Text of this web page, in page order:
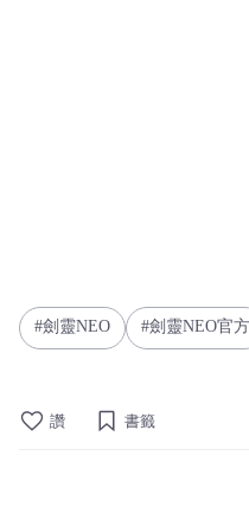
劍靈NEO 劍靈NEO官方
讚 書籤